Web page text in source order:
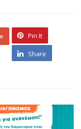
Pin It
Share